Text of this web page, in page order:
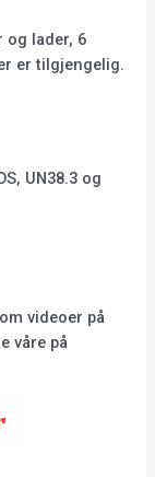
og lader, 6
er tilgjengelig.
UN38.3 og
videoer på
våre på